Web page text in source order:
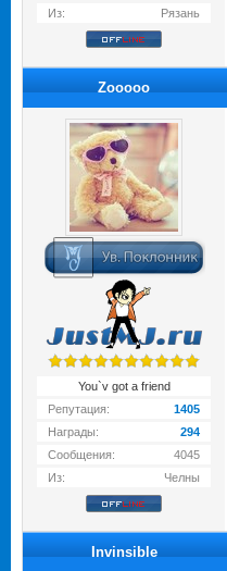
Из:
Рязань
Zooooo
You`v got a friend
Репутация:
1405
Награды:
294
Сообщения:
4045
Из:
Челны
Invinsible